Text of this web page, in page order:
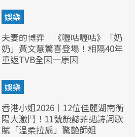
娛樂
夫妻的博弈｜《嚦咕嚦咕》「奶
奶」黃文慧驚喜登場！相隔40年
重返TVB全因一原因
娛樂
香港小姐2026｜12位佳麗湖南衡
陽大激鬥！11號顏懿菲拋詩詞歌
賦「溫柔拉扇」驚艷師姐